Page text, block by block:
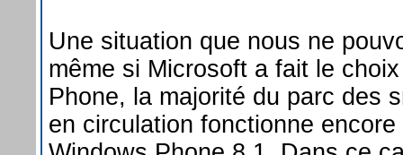
Une situation que nous ne
même si Microsoft a fait le
Phone, la majorité du parc des
en circulation fonctionne